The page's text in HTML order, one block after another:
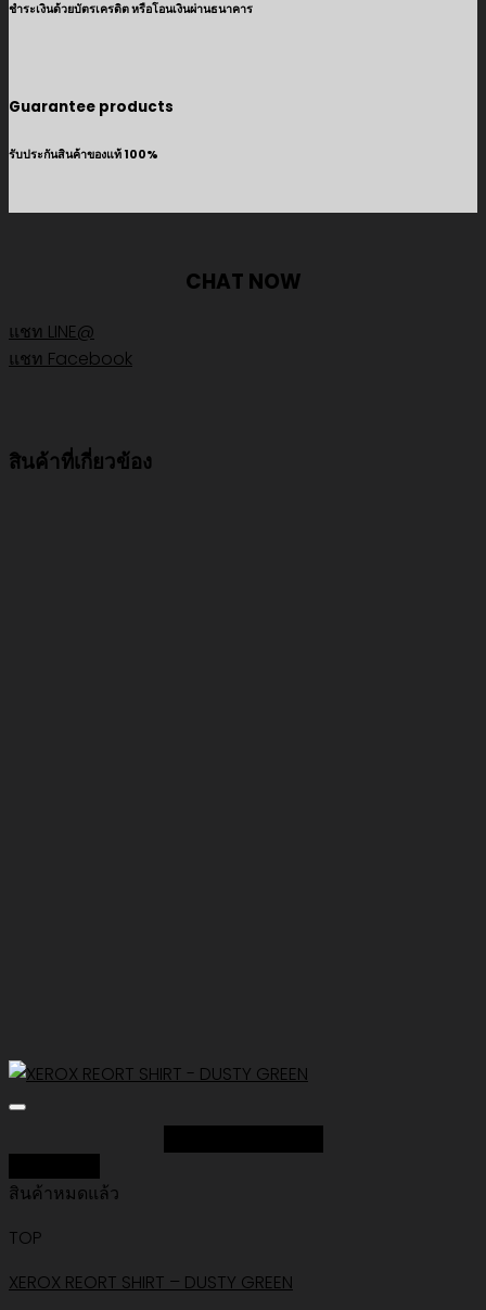
ชำระเงินด้วยบัตรเครดิต หรือโอนเงินผ่านธนาคาร
Guarantee products
รับประกันสินค้าของแท้ 100%
CHAT NOW
แชท LINE@
แชท Facebook
สินค้าที่เกี่ยวข้อง
สินค้าหมดแล้ว
TOP
XEROX REORT SHIRT – DUSTY GREEN